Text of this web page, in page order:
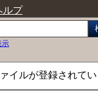
ルプ
示
イルが登録されて